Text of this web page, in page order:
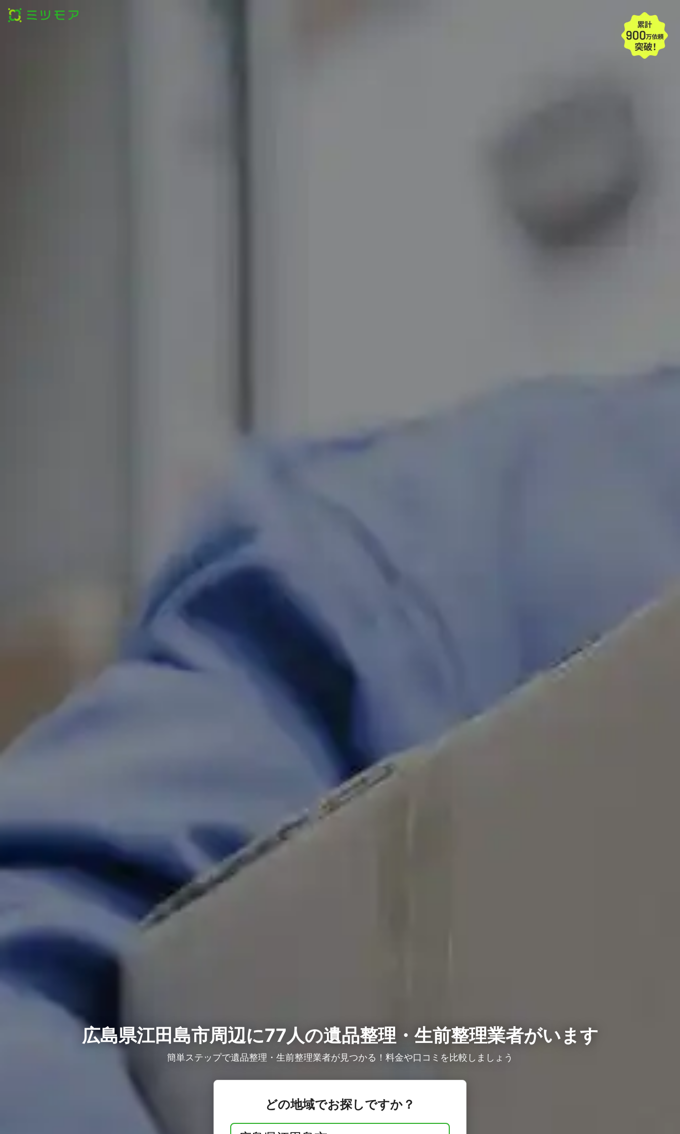
広島県江田島市周辺に77人の遺品整理・生前整理業者がいます
簡単ステップで遺品整理・生前整理業者が見つかる！料金や口コミを比較しましょう
どの地域でお探しですか？